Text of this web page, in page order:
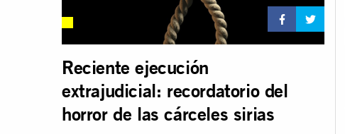
Reciente ejecución
extrajudicial: recordatorio del
horror de las cárceles sirias